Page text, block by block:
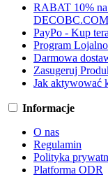
RABAT 10%
PayPo - Kup
Program
Darmowa
Zasugeruj
Jak aktywować
Informacje
O nas
Regulamin
Polityka
Platforma ODR